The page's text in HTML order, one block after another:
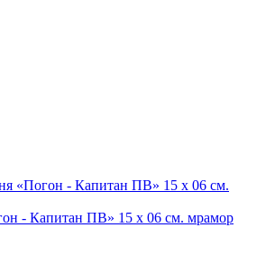
- Капитан ПВ» 15 х 06 см. мрамор